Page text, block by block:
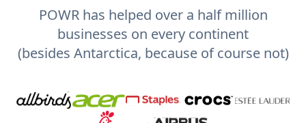
POWR has helped over a half million
businesses on every continent
(besides Antarctica, because of course not)